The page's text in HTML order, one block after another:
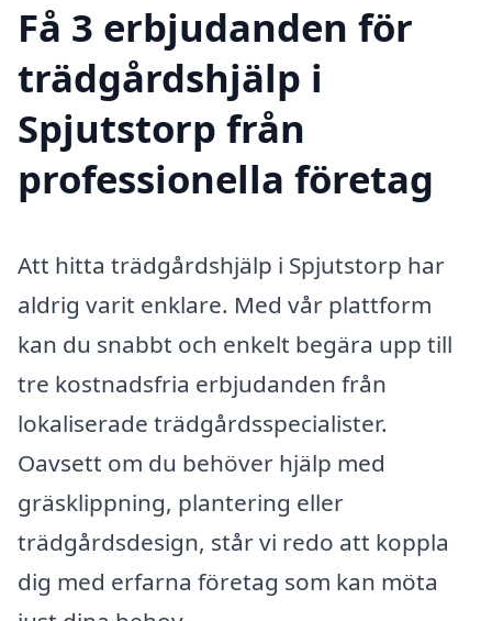
Få 3 erbjudanden för
trädgårdshjälp i
Spjutstorp från
professionella företag
Att hitta trädgårdshjälp i Spjutstorp har
aldrig varit enklare. Med vår plattform
kan du snabbt och enkelt begära upp till
tre kostnadsfria erbjudanden från
lokaliserade trädgårdsspecialister.
Oavsett om du behöver hjälp med
gräsklippning, plantering eller
trädgårdsdesign, står vi redo att koppla
dig med erfarna företag som kan möta